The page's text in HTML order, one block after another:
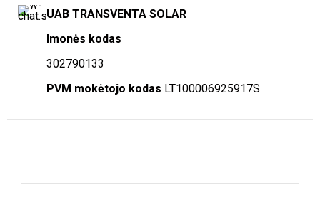
UAB TRANSVENTA SOLAR
Imonės kodas
302790133
PVM mokėtojo kodas LT100006925917S